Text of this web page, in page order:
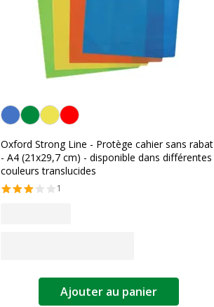
Personnalisation de la couleur
Oxford Strong Line - Protège cahier sans rabat
- A4 (21x29,7 cm) - disponible dans différentes
couleurs translucides
1
Ajouter au panier